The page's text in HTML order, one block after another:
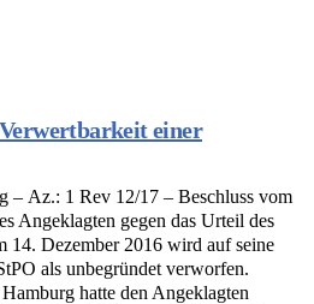
einer
– Az.: 1 Rev 12/17 – Beschluss vom
Angeklagten gegen das Urteil des
14. Dezember 2016 wird auf seine
als unbegründet verworfen.
hatte den Angeklagten